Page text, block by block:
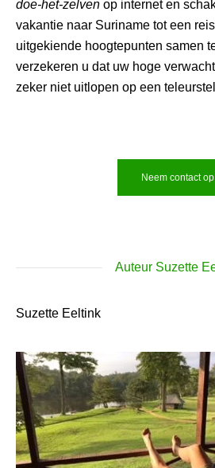
doe-het-zelven op internet en
vakantie naar Suriname tot een
uitgekiende hoogtepunten samen
verzekeren u dat uw hoge
zeker niet uitlopen op een
Neem contact op
Auteur Suzette
Suzette Eeltink